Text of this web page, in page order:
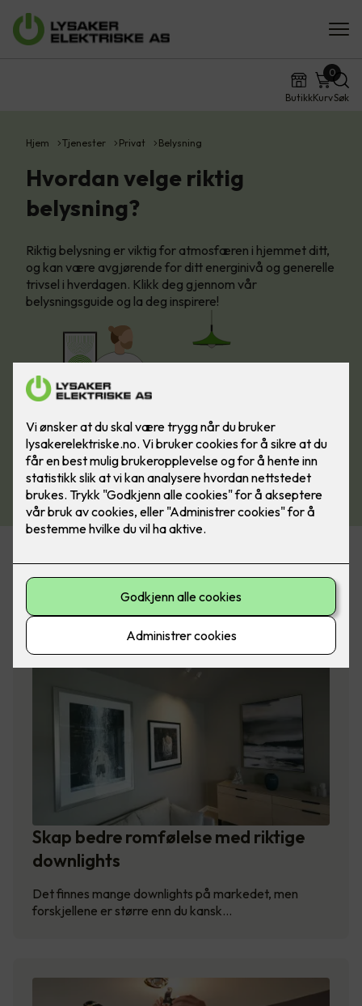
ButikkKurv
0
Søk
Hjem Tjenester Privat Belysning
Hvordan velge riktig
belysning?
Riktig belysning er viktig for atmosfæren i hjemmet ditt,
og kan være avgjørende for ditt energinivå og generelle
trivsel i hverdagen. Klikk deg gjennom vår
belysningsguide og la deg inspirere!
Skap bedre romfølelse med riktige
downlights
Det finnes mange downlights på markedet, men
forskjellene er større enn du kansk…